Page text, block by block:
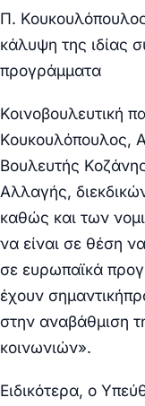
Π.
κάλυψη της ιδίας
προγράμματα
Κοινοβουλευτική
Κουκουλόπουλος,
Βουλευτής
Αλλαγής,
καθώς και των
να είναι σε θέση
σε ευρωπαϊκά
έχουν σημαντική
στην αναβάθμιση
κοινωνιών».
Ειδικότερα, ο